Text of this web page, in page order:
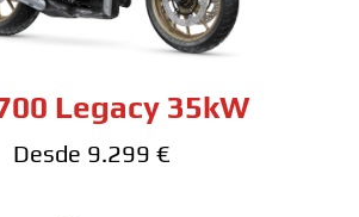
Legacy 35kW
Desde 9.299 €